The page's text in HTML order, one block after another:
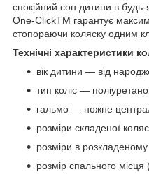
спокійний сон дитини в
One-ClickTM гарантує
стопораючи коляску одним
Технічні характеристики
вік дитини — від
тип коліс —
гальмо — ножне
розміри складеної
розміри в
розмір спального